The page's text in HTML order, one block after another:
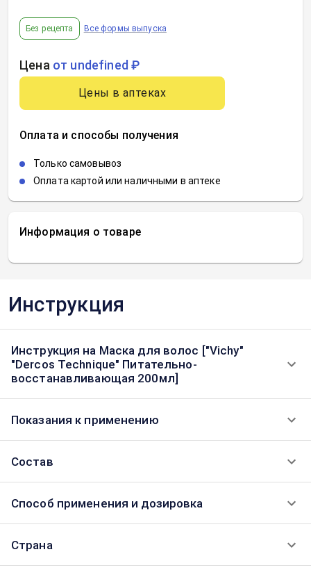
Информация о товаре
Без рецепта Все формы выпуска
Цена от undefined ₽
Цены в аптеках
Оплата и способы получения
Только самовывоз
Оплата картой или наличными в аптеке
Инструкция
Инструкция на Маска для волос ["Vichy"
"Dercos Technique" Питательно-
восстанавливающая 200мл]
Показания к применению
Состав
Способ применения и дозировка
Страна